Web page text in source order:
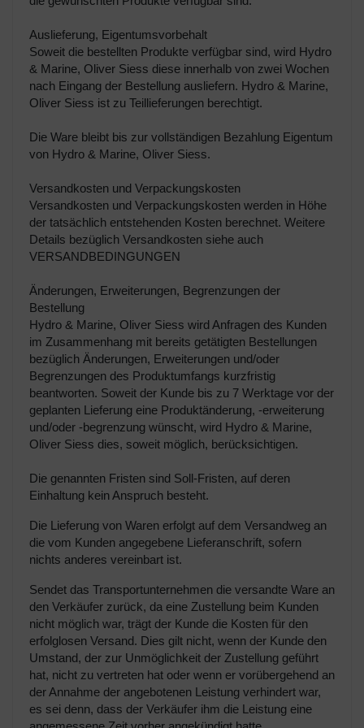
Auslieferung, Eigentumsvorbehalt
Soweit die bestellten Produkte verfügbar sind, wird Hydro
& Marine, Oliver Siess diese innerhalb von zwei Wochen
nach Eingang der Bestellung ausliefern. Hydro & Marine,
Oliver Siess ist zu Teillieferungen berechtigt.
Die Ware bleibt bis zur vollständigen Bezahlung Eigentum
von Hydro & Marine, Oliver Siess.
Versandkosten und Verpackungskosten
Versandkosten und Verpackungskosten werden in Höhe
der tatsächlich entstehenden Kosten berechnet. Weitere
Details bezüglich Versandkosten siehe auch
VERSANDBEDINGUNGEN
Änderungen, Erweiterungen, Begrenzungen der
Bestellung
Hydro & Marine, Oliver Siess wird Anfragen des Kunden
im Zusammenhang mit bereits getätigten Bestellungen
bezüglich Änderungen, Erweiterungen und/oder
Begrenzungen des Produktumfangs kurzfristig
beantworten. Soweit der Kunde bis zu 7 Werktage vor der
geplanten Lieferung eine Produktänderung, -erweiterung
und/oder -begrenzung wünscht, wird Hydro & Marine,
Oliver Siess dies, soweit möglich, berücksichtigen.
Die genannten Fristen sind Soll-Fristen, auf deren
Einhaltung kein Anspruch besteht.
Die Lieferung von Waren erfolgt auf dem Versandweg an
die vom Kunden angegebene Lieferanschrift, sofern
nichts anderes vereinbart ist.
Sendet das Transportunternehmen die versandte Ware an
den Verkäufer zurück, da eine Zustellung beim Kunden
nicht möglich war, trägt der Kunde die Kosten für den
erfolglosen Versand. Dies gilt nicht, wenn der Kunde den
Umstand, der zur Unmöglichkeit der Zustellung geführt
hat, nicht zu vertreten hat oder wenn er vorübergehend an
der Annahme der angebotenen Leistung verhindert war,
es sei denn, dass der Verkäufer ihm die Leistung eine